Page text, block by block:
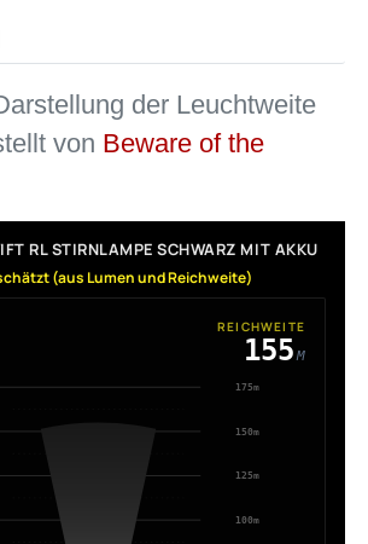
der Leuchtweite
von Beware of the